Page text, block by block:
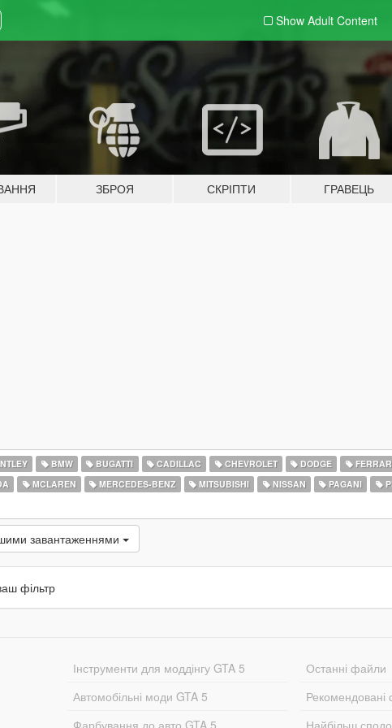
Show Adult Content
ЗБРОЯ СКРІПТИ ГРАВЕЦЬ
BMW BUGATTI CADILLAC CHEVROLET DODGE
MCLAREN MERCEDES-BENZ MITSUBISHI NISSAN PAGANI
завантаженнями
фільтр
Інструменти для моддінгу GTA 5
Автомобільні моди GTA 5
Фарбування до авто GTA 5
Останні файли
Найбільш